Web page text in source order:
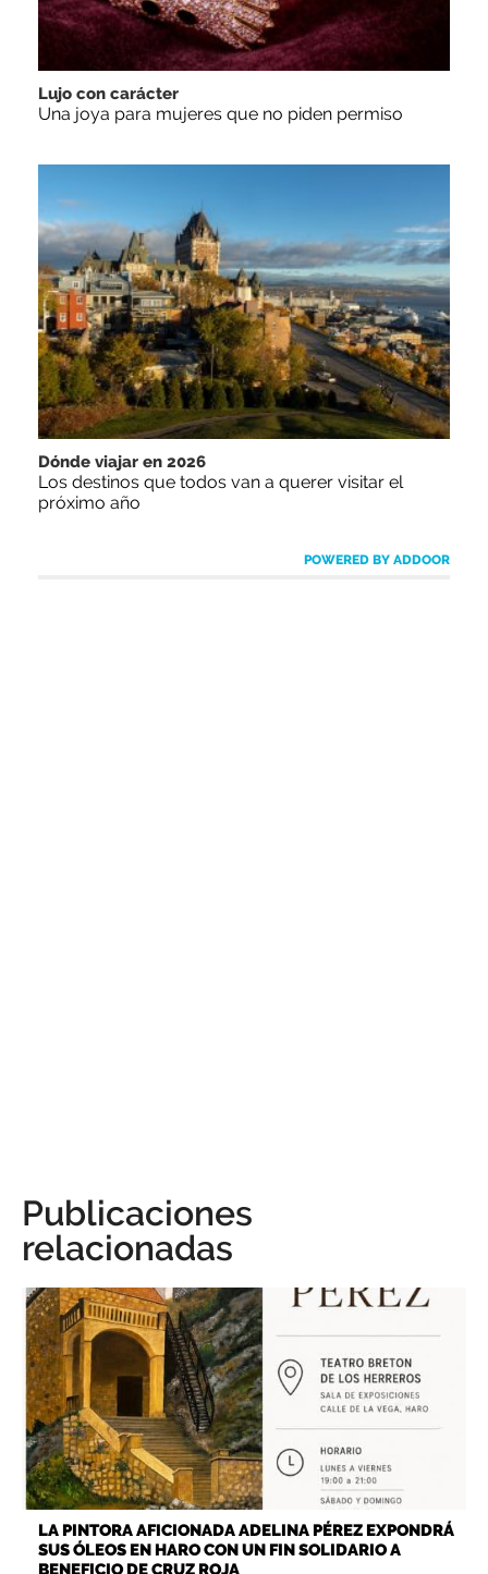
Lujo con carácter
Una joya para mujeres que no piden permiso
Dónde viajar en 2026
Los destinos que todos van a querer visitar el
próximo año
POWERED BY ADDOOR
Publicaciones
relacionadas
LA PINTORA AFICIONADA ADELINA PÉREZ EXPONDRÁ
SUS ÓLEOS EN HARO CON UN FIN SOLIDARIO A
BENEFICIO DE CRUZ ROJA